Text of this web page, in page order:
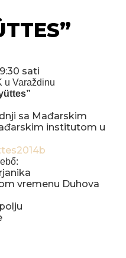
sati
u Varaždinu
sa Mađarskim
institutom u
vremenu Duhova